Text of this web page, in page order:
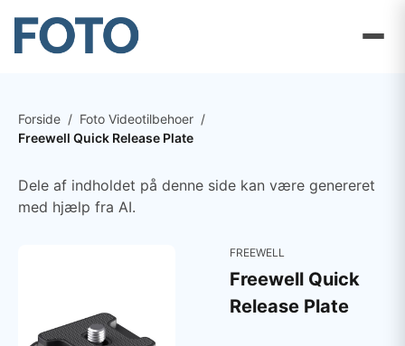
Forside / Foto Videotilbehoer /
Freewell Quick Release Plate
Dele af indholdet på denne side kan være genereret
med hjælp fra AI.
FREEWELL
Freewell Quick
Release Plate